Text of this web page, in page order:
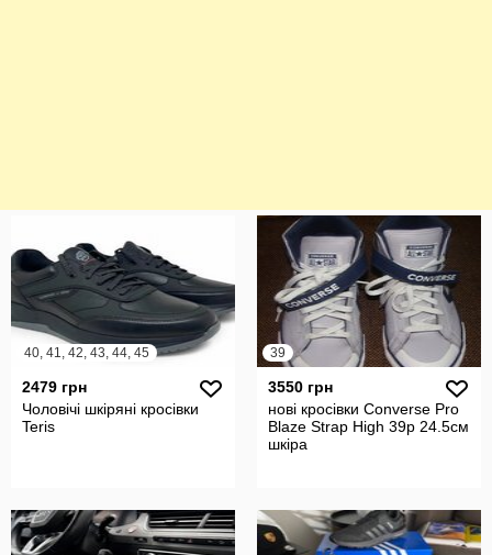
40, 41, 42, 43, 44, 45
2479 грн
Чоловічі шкіряні кросівки
Teris
39
3550 грн
нові кросівки Converse Pro
Blaze Strap High 39р 24.5см
шкіра